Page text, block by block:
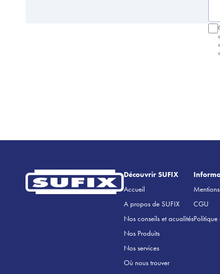
Découvrir SUFIX
Accueil
A propos de SUFIX
Nos conseils et acualités
Nos Produits
Nos services
Où nous trouver
CGU